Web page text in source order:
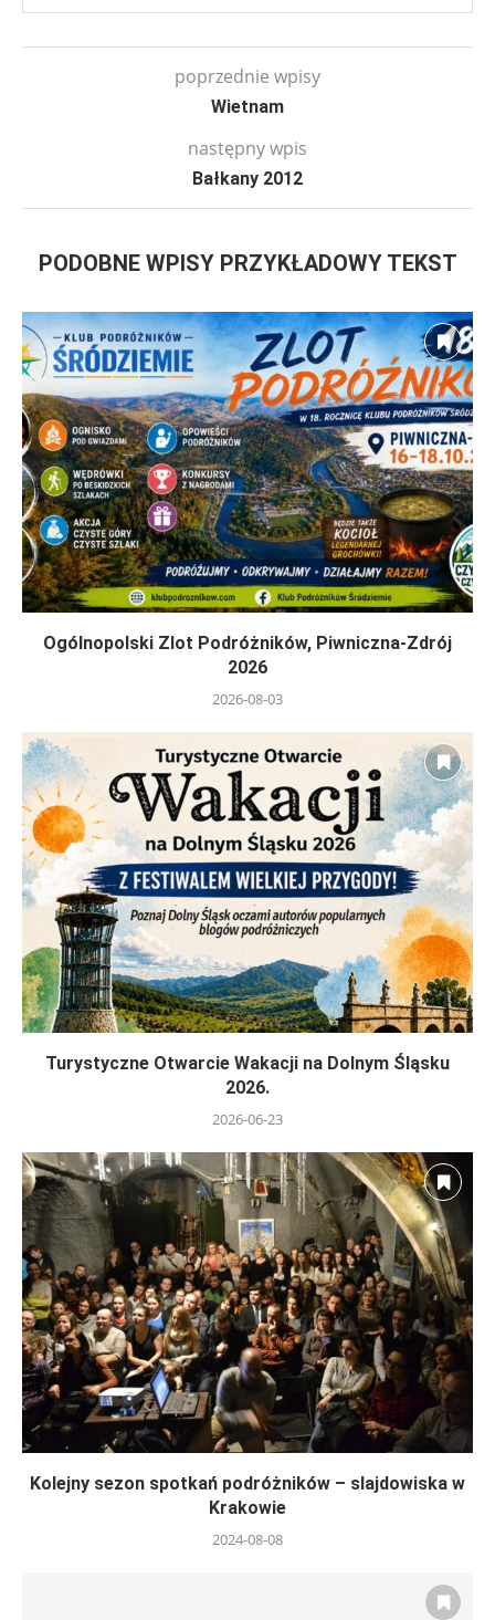
poprzednie wpisy
Wietnam
następny wpis
Bałkany 2012
PODOBNE WPISY PRZYKŁADOWY TEKST
Ogólnopolski Zlot Podróżników, Piwniczna-Zdrój
2026
2026-08-03
Turystyczne Otwarcie Wakacji na Dolnym Śląsku
2026.
2026-06-23
Kolejny sezon spotkań podróżników – slajdowiska w
Krakowie
2024-08-08